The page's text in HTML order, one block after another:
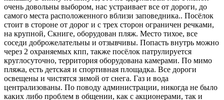
очень довольны выбором, нас устраивает все от дороги, до
самого места расположенного вблизи заповедника.. Посёлок
стоит в стороне от дорог и с трех сторон ограничен речками,
на крупной, Скниге, оборудован пляж. Место тихое, все
соседи доброжелательны и отзывчивы. Попасть внутрь можно
через 2 охраняемых кпп, также посёлок патрулируется
круглосуточно, территория оборудована камерами. По мимо
пляжа, есть детская и спортивная площадка. Все дороги
освещены и чистятся зимой от снега. Газ и вода
централизованы. По поводу администрации, никогда не было
каких либо проблем в общении, как с акционерами, так и